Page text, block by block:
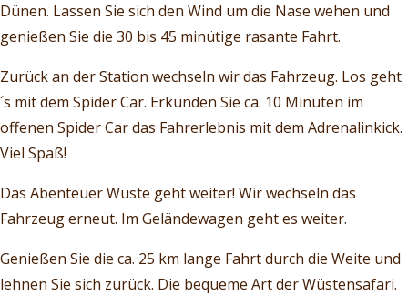
Dünen. Lassen Sie sich den Wind um die Nase wehen und
genießen Sie die 30 bis 45 minütige rasante Fahrt.
Zurück an der Station wechseln wir das Fahrzeug. Los geht
´s mit dem Spider Car. Erkunden Sie ca. 10 Minuten im
offenen Spider Car das Fahrerlebnis mit dem Adrenalinkick.
Viel Spaß!
Das Abenteuer Wüste geht weiter! Wir wechseln das
Fahrzeug erneut. Im Geländewagen geht es weiter.
Genießen Sie die ca. 25 km lange Fahrt durch die Weite und
lehnen Sie sich zurück. Die bequeme Art der Wüstensafari.